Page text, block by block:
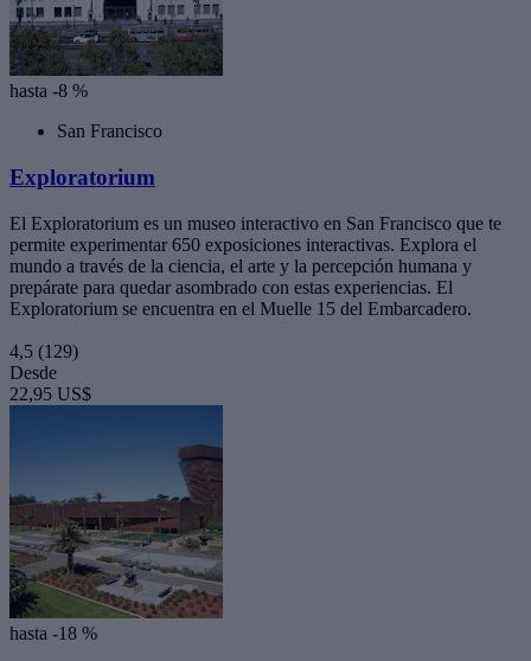
hasta -8 %
San Francisco
Exploratorium
El Exploratorium es un museo interactivo en San Francisco que te
permite experimentar 650 exposiciones interactivas. Explora el
mundo a través de la ciencia, el arte y la percepción humana y
prepárate para quedar asombrado con estas experiencias. El
Exploratorium se encuentra en el Muelle 15 del Embarcadero.
4,5 (129)
Desde
22,95 US$
hasta -18 %